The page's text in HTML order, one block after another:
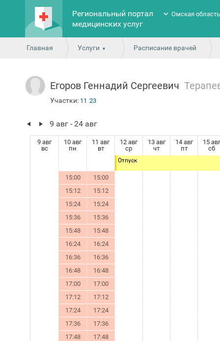
Региональный портал
медицинских услуг
Омская область
Главная Услуги Расписание врачей
Егоров Геннадий Сергеевич
Участки: 11 23
9 авг - 24 авг
9 авг
вс
10 авг
пн
11 авг
вт
12 авг
ср
13 авг
чт
14 авг
пт
15 авг
сб
Отпуск
15:00
15:00
15:12
15:12
15:24
15:24
15:36
15:36
15:48
15:48
16:24
16:24
16:36
16:36
16:48
16:48
17:00
17:00
17:12
17:12
17:24
17:24
17:36
17:36
17:48
17:48